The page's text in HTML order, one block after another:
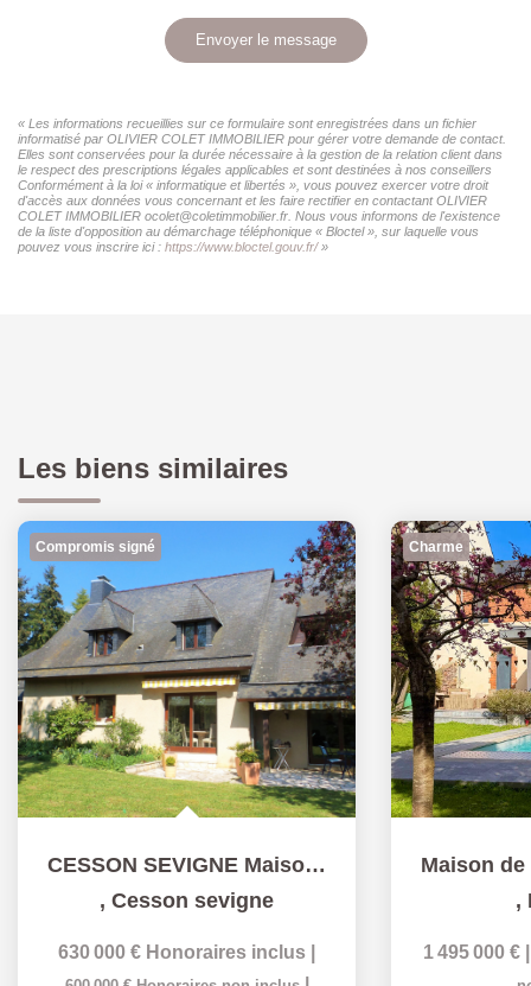
Envoyer le message
« Les informations recueillies sur ce formulaire sont enregistrées dans un fichier
informatisé par OLIVIER COLET IMMOBILIER pour gérer votre demande de contact.
Elles sont conservées pour la durée nécessaire à la gestion de la relation client dans
le respect des prescriptions légales applicables et sont destinées à nos conseillers
Conformément à la loi « informatique et libertés », vous pouvez exercer votre droit
d'accès aux données vous concernant et les faire rectifier en contactant OLIVIER
COLET IMMOBILIER ocolet@coletimmobilier.fr. Nous vous informons de l'existence
de la liste d'opposition au démarchage téléphonique « Bloctel », sur laquelle vous
pouvez vous inscrire ici : https://www.bloctel.gouv.fr/»
Les biens similaires
Compromis signé
CESSON SEVIGNE Maison T8 au calme dans quartier résidentiel
, Cesson sevigne
630 000 € Honoraires inclus
Charme
,
1 495 000 €